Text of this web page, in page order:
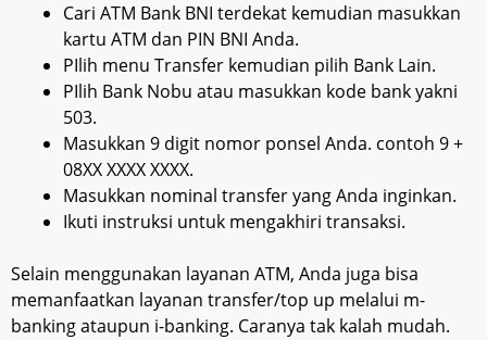
Cari ATM Bank BNI terdekat kemudian masukkan
kartu ATM dan PIN BNI Anda.
PIlih menu Transfer kemudian pilih Bank Lain.
PIlih Bank Nobu atau masukkan kode bank yakni
503.
Masukkan 9 digit nomor ponsel Anda. contoh 9 +
08XX XXXX XXXX.
Masukkan nominal transfer yang Anda inginkan.
Ikuti instruksi untuk mengakhiri transaksi.
Selain menggunakan layanan ATM, Anda juga bisa
memanfaatkan layanan transfer/top up melalui m-
banking ataupun i-banking. Caranya tak kalah mudah.